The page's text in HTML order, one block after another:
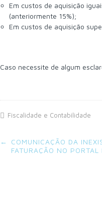
Em custos de aquisição
(anteriormente 15%);
Em custos de aquisição
Caso necessite de algum
Fiscalidade e Contabilidade
Post
navigation
←
COMUNICAÇÃO DA
FATURAÇÃO NO PORTAL